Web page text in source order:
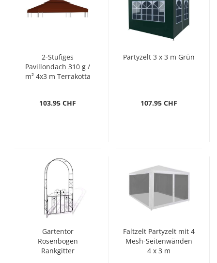
2-Stufiges
Pavillondach 310 g /
m² 4x3 m Terrakotta
103.95 CHF
Partyzelt 3 x 3 m Grün
107.95 CHF
Gartentor
Rosenbogen
Rankgitter
Faltzelt Partyzelt mit 4
Mesh-Seitenwänden
4 x 3 m